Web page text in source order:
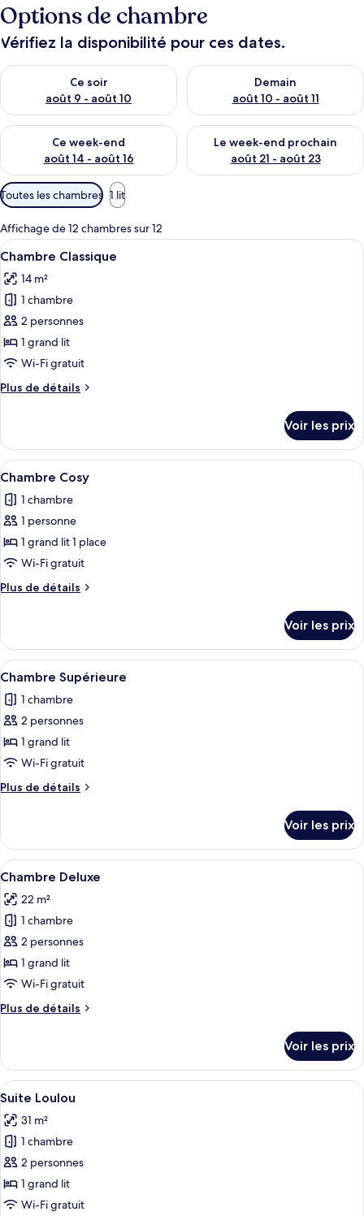
Options de chambre
Vérifiez la disponibilité pour ces dates.
Ce soir
août 9 - août 10
Vérifier la disponibilité pour ce soir août 9 - août 10
Demain
août 10 - août 11
Vérifier la disponibilité pour
Ce week-end
août 14 - août 16
Vérifier la disponibilité pour ce week-end août 14 - août 16
Le week-end prochain
août 21 - août 23
Vérifier la disponibilité pour
Filtres
disponibles
pour
les
chambres
Toutes les chambres 1 lit
Affichage de 12 chambres sur 12
Afficher
toutes
les
photos
pour
ce
type
chambre :
Une chambre d’hôtel avec un lit, un
7
Chambre Classique
14 m²
1 chambre
2 personnes
1 grand lit
Wi-Fi gratuit
Plus de détails
Plus
le
type
de
Chambre
Classique
Voir les prix
Afficher
toutes
les
photos
pour
ce
type
de
Chambre
Cosy
Une chambre d’hôtel avec un lit,
5
Chambre Cosy
1 chambre
1 personne
1 grand lit 1 place
Wi-Fi gratuit
Plus de détails
Plus
le
type
de
Chambre
Cosy
Voir les prix
Afficher
toutes
les
photos
pour
ce
type
de
Chambre
Supérieure
Une chambre d’hôtel avec un lit, un
8
Chambre Supérieure
1 chambre
2 personnes
1 grand lit
Wi-Fi gratuit
Plus de détails
Plus
le
type
de
Chambre
Supérieure
Voir les prix
Afficher
toutes
les
photos
pour
ce
type
chambre :
Une chambre d’hôtel comprenant
6
Chambre Deluxe
22 m²
1 chambre
2 personnes
1 grand lit
Wi-Fi gratuit
Plus de détails
Plus
le
type
de
Chambre
Deluxe
Voir les prix
Afficher
toutes
les
photos
pour
ce
type
Un salon moderne avec un
5
Suite Loulou
31 m²
1 chambre
2 personnes
1 grand lit
Wi-Fi gratuit